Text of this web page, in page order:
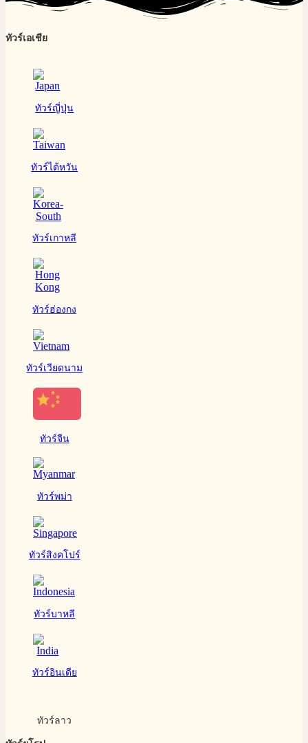
ทัวร์เอเชีย
ทัวร์ญี่ปุ่น
ทัวร์ไต้หวัน
ทัวร์เกาหลี
ทัวร์ฮ่องกง
ทัวร์เวียดนาม
ทัวร์จีน
ทัวร์พม่า
ทัวร์สิงคโปร์
ทัวร์บาหลี
ทัวร์อินเดีย
ทัวร์ลาว